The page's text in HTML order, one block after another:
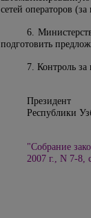
сетей операторов
6.
подготовить
7. Контроль
Президент
"Собрание
2007 г., N 7-8,